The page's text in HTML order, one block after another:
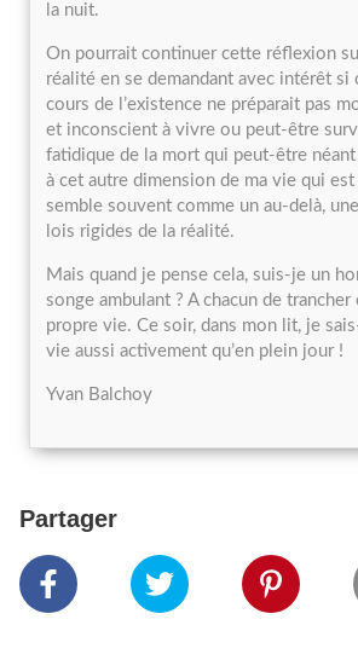
la nuit.
On pourrait continuer cette réflexion
réalité en se demandant avec intérêt
cours de l’existence ne préparait pas
et inconscient à vivre ou peut-être
fatidique de la mort qui peut-être
à cet autre dimension de ma vie qui est
semble souvent comme un au-delà,
lois rigides de la réalité.
Mais quand je pense cela, suis-je un
songe ambulant ? A chacun de
propre vie. Ce soir, dans mon lit, je
vie aussi activement qu’en plein jour !
Yvan Balchoy
Partager